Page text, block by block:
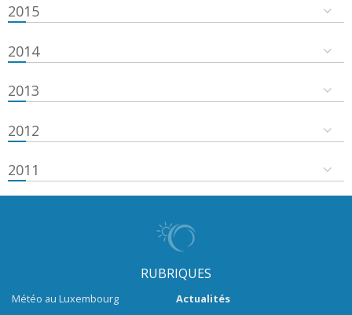
2015
2014
2013
2012
2011
RUBRIQUES
Météo au Luxembourg
Actualités